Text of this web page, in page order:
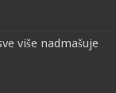
više nadmašuje